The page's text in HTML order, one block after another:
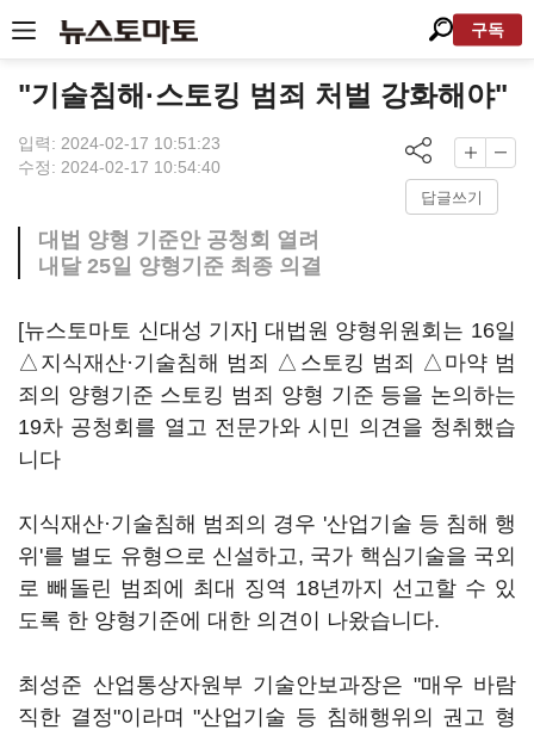
구독
"기술침해·스토킹 범죄 처벌 강화해야"
입력: 2024-02-17 10:51:23
수정: 2024-02-17 10:54:40
답글쓰기
대법 양형 기준안 공청회 열려
내달 25일 양형기준 최종 의결
[뉴스토마토 신대성 기자] 대법원 양형위원회는 16일
△지식재산·기술침해 범죄 △스토킹 범죄 △마약 범
죄의 양형기준 스토킹 범죄 양형 기준 등을 논의하는
19차 공청회를 열고 전문가와 시민 의견을 청취했습
니다
지식재산·기술침해 범죄의 경우 '산업기술 등 침해 행
위'를 별도 유형으로 신설하고, 국가 핵심기술을 국외
로 빼돌린 범죄에 최대 징역 18년까지 선고할 수 있
도록 한 양형기준에 대한 의견이 나왔습니다.
최성준 산업통상자원부 기술안보과장은 "매우 바람
직한 결정"이라며 "산업기술 등 침해행위의 권고 형